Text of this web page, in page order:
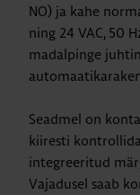
NO) ja kahe
ning 24 VAC, 50
madalpinge
Seadmel on
kiiresti
integreeritud
Vajadusel saab